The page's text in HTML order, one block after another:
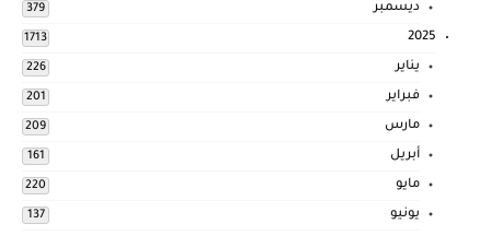
ديسمبر 379
2025
1713
يناير 226
فبراير 201
مارس 209
أبريل 161
مايو 220
يونيو 137